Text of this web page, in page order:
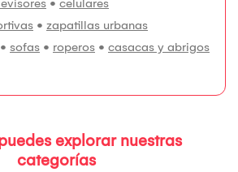
• celulares
• zapatillas urbanas
• sofas • roperos • casacas y abrigos
explorar nuestras
categorías